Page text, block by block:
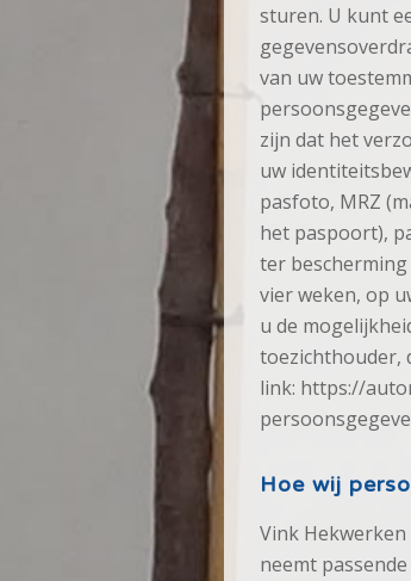
sturen. U kunt
van uw
zijn dat het
uw
pasfoto, MRZ
het paspoort),
ter
vier weken, op
u de
toezichthouder,
link: https://
Hoe wij
Vink
neemt